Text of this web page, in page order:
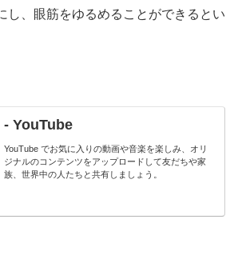
し、眼筋をゆるめることができるとい
- YouTube
YouTube でお気に入りの動画や音楽を楽しみ、オリ
ジナルのコンテンツをアップロードして友だちや家
族、世界中の人たちと共有しましょう。